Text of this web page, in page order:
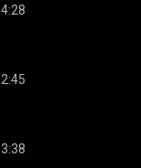
4:28
2:45
3:38